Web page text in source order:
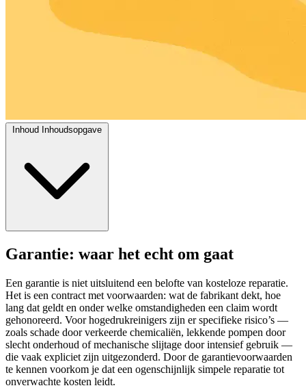
Inhoud Inhoudsopgave
Garantie: waar het echt om gaat
Een garantie is niet uitsluitend een belofte van kosteloze reparatie.
Het is een contract met voorwaarden: wat de fabrikant dekt, hoe
lang dat geldt en onder welke omstandigheden een claim wordt
gehonoreerd. Voor hogedrukreinigers zijn er specifieke risico’s —
zoals schade door verkeerde chemicaliën, lekkende pompen door
slecht onderhoud of mechanische slijtage door intensief gebruik —
die vaak expliciet zijn uitgezonderd. Door de garantievoorwaarden
te kennen voorkom je dat een ogenschijnlijk simpele reparatie tot
onverwachte kosten leidt.